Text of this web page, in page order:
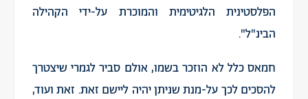
הפלסטינית הלגיטימית והמוכרת על-ידי הקהילה
הבינ"ל".
חמאס כלל לא הוזכר בשמו, אולם סביר לגמרי שיצטרך
להסכים לכך על-מנת שניתן יהיה ליישם זאת. זאת ועוד,